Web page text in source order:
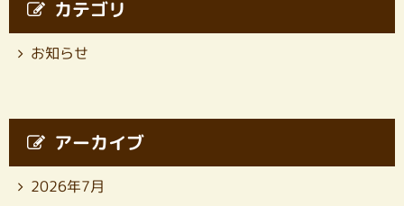
カテゴリ
お知らせ
アーカイブ
2026年7月